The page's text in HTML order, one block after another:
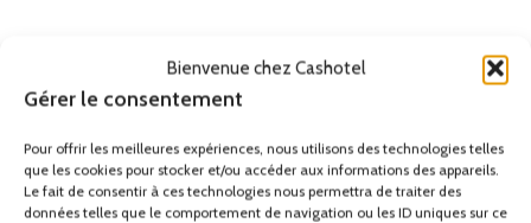
Bienvenue chez Cashotel
Gérer le consentement
Pour offrir les meilleures expériences, nous utilisons des technologies telles
que les cookies pour stocker et/ou accéder aux informations des appareils.
Le fait de consentir à ces technologies nous permettra de traiter des
données telles que le comportement de navigation ou les ID uniques sur ce